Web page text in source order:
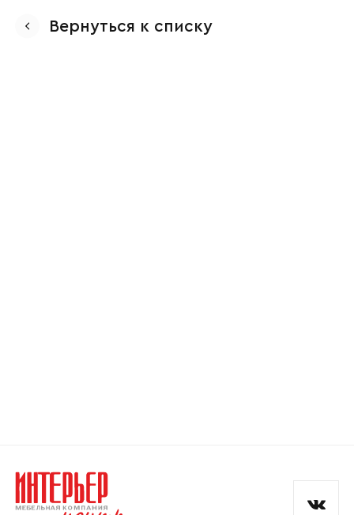
Вернуться к списку
и обработкой данных.